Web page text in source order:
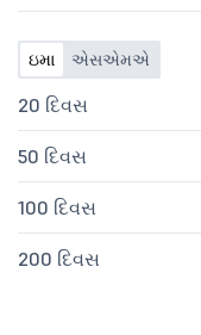
ઇમા એસએમએ
20 દિવસ
50 દિવસ
100 દિવસ
200 દિવસ